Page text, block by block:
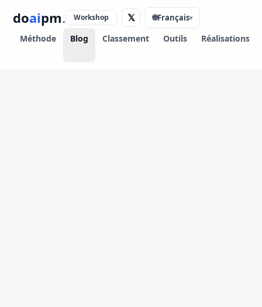
doaipm.
Méthode Blog Classement Outils Réalisations
Workshop 𝕏 🌐Français▾